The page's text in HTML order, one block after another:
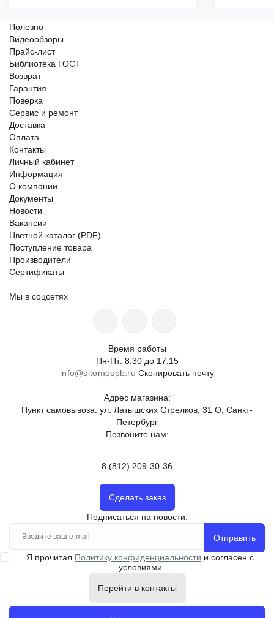
Полезно
Видеообзоры
Прайс-лист
Библиотека ГОСТ
Возврат
Гарантия
Поверка
Сервис и ремонт
Доставка
Оплата
Контакты
Личный кабинет
Информация
О компании
Документы
Новости
Вакансии
Цветной каталог (PDF)
Поступление товара
Производители
Сертификаты
Мы в соцсетях
Время работы
Пн-Пт: 8:30 до 17:15
info@sitomospb.ru Скопировать почту
Адрес магазина:
Пункт самовывоза: ул. Латышских Стрелков, 31 О, Санкт-
Петербург
Позвоните нам:
8 (812) 209-30-36
Сделать заказ
Подписаться на новости:
Отправить
Я прочитал Политику конфиденциальности и согласен с
условиями
Перейти в контакты